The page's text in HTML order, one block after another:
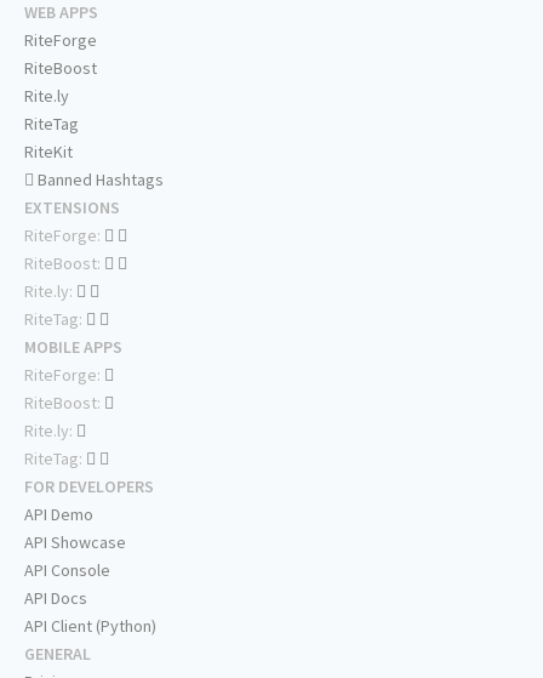
WEB APPS
RiteForge
RiteBoost
Rite.ly
RiteTag
RiteKit
Banned Hashtags
EXTENSIONS
RiteForge:
RiteBoost:
Rite.ly:
RiteTag:
MOBILE APPS
RiteForge:
RiteBoost:
Rite.ly:
RiteTag:
FOR DEVELOPERS
API Demo
API Showcase
API Console
API Docs
API Client (Python)
GENERAL